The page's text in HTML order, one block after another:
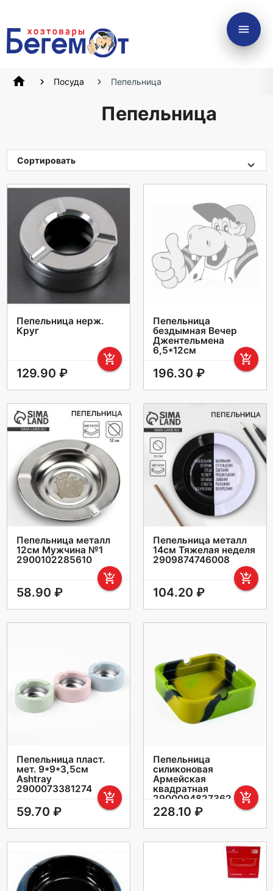
menu
home Посуда Пепельница
Пепельница
Сортировать
Пепельница нерж.
Круг
add_shopping_cart
129.90 ₽
Пепельница
бездымная Вечер
Джентельмена
6,5*12см
add_shopping_cart
196.30 ₽
Пепельница металл
12см Мужчина №1
2900102285610
add_shopping_cart
58.90 ₽
Пепельница металл
14см Тяжелая неделя
2909874746008
add_shopping_cart
104.20 ₽
Пепельница пласт.
мет. 9*9*3,5см
Ashtray
2900073381274
add_shopping_cart
59.70 ₽
Пепельница
силиконовая
Армейская
квадратная
2900094827362
add_shopping_cart
228.10 ₽